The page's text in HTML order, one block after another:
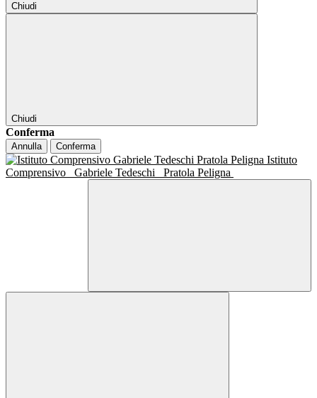
Chiudi
Chiudi
Conferma
Annulla Conferma
Istituto
Comprensivo
Gabriele Tedeschi Pratola Peligna